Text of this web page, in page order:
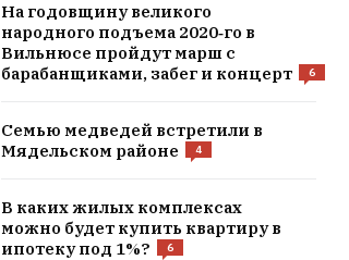
На годовщину великого
народного подъема 2020‑го в
Вильнюсе пройдут марш с
барабанщиками, забег и концерт
6
Семью медведей встретили в
Мядельском районе
4
В каких жилых комплексах
можно будет купить квартиру в
ипотеку под 1%?
6